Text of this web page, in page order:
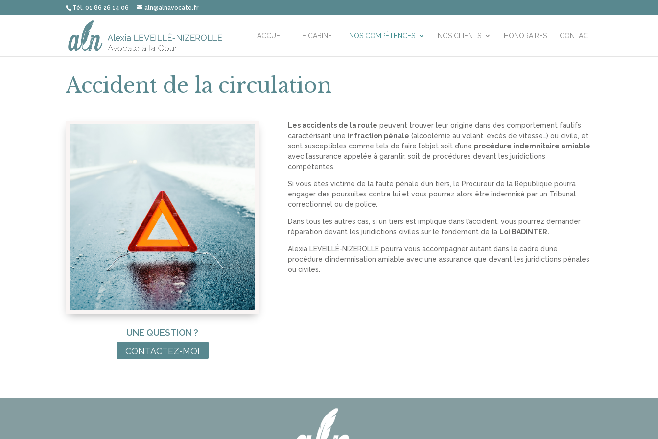
Tél. 01 86 26 14 06 aln@alnavocate.fr
ACCUEIL LE CABINET NOS COMPÉTENCES NOS CLIENTS HONORAIRES CONTACT
Accident de la circulation
UNE QUESTION ?
CONTACTEZ-MOI
Les accidents de la route peuvent trouver leur origine dans des comportement fautifs
caractérisant une infraction pénale (alcoolémie au volant, excès de vitesse…) ou civile, et
sont susceptibles comme tels de faire l’objet soit d’une procédure indemnitaire amiable
avec l’assurance appelée à garantir, soit de procédures devant les juridictions
compétentes.
Si vous êtes victime de la faute pénale d’un tiers, le Procureur de la République pourra
engager des poursuites contre lui et vous pourrez alors être indemnisé par un Tribunal
correctionnel ou de police.
Dans tous les autres cas, si un tiers est impliqué dans l’accident, vous pourrez demander
réparation devant les juridictions civiles sur le fondement de la Loi BADINTER.
Alexia LEVEILLÉ-NIZEROLLE pourra vous accompagner autant dans le cadre d’une
procédure d’indemnisation amiable avec une assurance que devant les juridictions pénales
ou civiles.